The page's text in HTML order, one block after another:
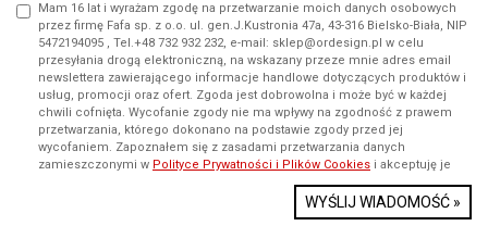
Mam 16 lat i wyrażam zgodę na przetwarzanie moich danych osobowych
przez firmę Fafa sp. z o.o. ul. gen.J.Kustronia 47a, 43-316 Bielsko-Biała, NIP
5472194095 , Tel.+48 732 932 232, e-mail: sklep@ordesign.pl w celu
przesyłania drogą elektroniczną, na wskazany przeze mnie adres email
newslettera zawierającego informacje handlowe dotyczących produktów i
usług, promocji oraz ofert. Zgoda jest dobrowolna i może być w każdej
chwili cofnięta. Wycofanie zgody nie ma wpływy na zgodność z prawem
przetwarzania, którego dokonano na podstawie zgody przed jej
wycofaniem. Zapoznałem się z zasadami przetwarzania danych
zamieszczonymi w Polityce Prywatności i Plików Cookies i akceptuję je
WYŚLIJ WIADOMOŚĆ »